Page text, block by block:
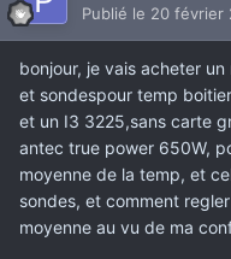
Publié le 20 février
bonjour, je vais acheter
et sondespour temp
et un I3 3225,sans carte
antec true power 650W,
moyenne de la temp, et
sondes, et comment
moyenne au vu de ma